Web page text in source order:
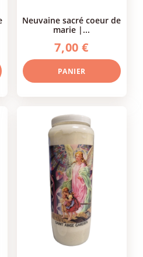
neuvaine sacré coeur de
marie |...
7,00 €
PANIER